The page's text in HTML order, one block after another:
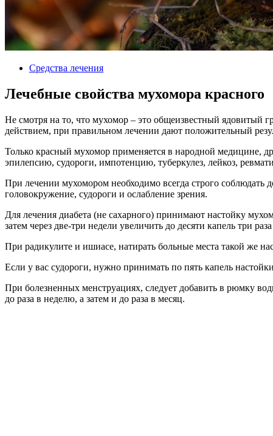
Средства лечения
Лечебные свойства мухомора красного
Не смотря на то, что мухомор – это общеизвестный ядовитый
действием, при правильном лечении дают положительный
Только красный мухомор применяется в народной медицине,
эпилепсию, судороги, импотенцию, туберкулез, лейкоз,
При лечении мухомором необходимо всегда строго
головокружение, судороги и ослабление зрения.
Для лечения диабета (не сахарного) принимают настойку
затем через две-три недели увеличить до десяти капель три
При радикулите и ишиасе, натирать больные места такой же
Если у вас судороги, нужно принимать по пять капель
При болезненных менструациях, следует добавить в рюмку
до раза в неделю, а затем и до раза в месяц.